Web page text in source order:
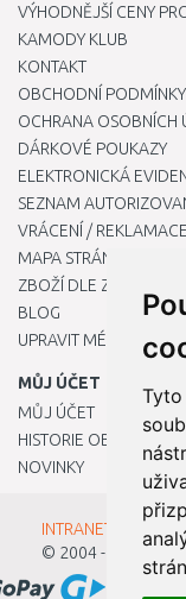
VÝHODNĚJŠÍ CENY
KAMODY KLUB
KONTAKT
OBCHODNÍ PODMÍNKY
OCHRANA OSOBNÍCH
DÁRKOVÉ POUKAZY
ELEKTRONICKÁ
SEZNAM
VRÁCENÍ / REKLAMACE
MAPA STRÁNKY
ZBOŽÍ DLE ZNAČEK
BLOG
UPRAVIT MÉ
MŮJ ÚČET
MŮJ ÚČET
HISTORIE OBJEDNÁVEK
NOVINKY
INTRANET -
© 2004 - 2026